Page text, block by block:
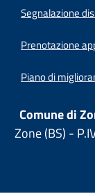
Segnalazione
Prenotazione
Piano di
Comune di
Zone (BS) -